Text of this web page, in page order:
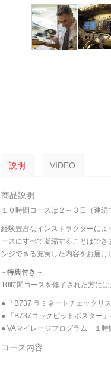
説明
商品説明
１０時間コースは２～３日（連
経験豊富なインストラクターに
ースにすべて凝縮することはで
ンジできる充実した内容をお届け
~ 特典付き ~
10時間コースを修了された方には
● 「B737 ラミネートチェックリ
● 「B737コックピットポスター」
● VAマイレージプログラム １時
コース内容
VIDEO